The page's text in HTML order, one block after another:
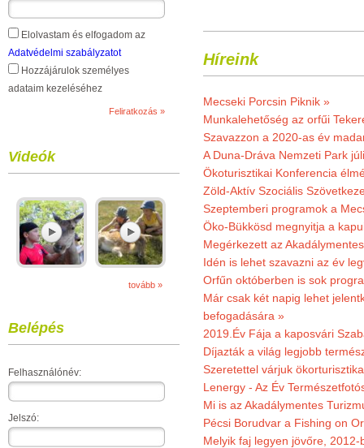
Elolvastam és elfogadom az
Adatvédelmi szabályzatot
Hozzájárulok személyes
adataim kezeléséhez
Videók
tovább »
Belépés
Felhasználónév:
Jelszó:
Híreink
Mecseki Porcsin Piknik »
Munkalehetőség az orfűi
Szavazzon a 2020-as év
A Duna-Dráva Nemzeti Park
Ökoturisztikai Konferencia
Zöld-Aktív Szociális
Szeptemberi programok a
Öko-Bükkösd megnyitja a
Megérkezett az
Idén is lehet szavazni az év
Orfűn októberben is sok
Már csak két napig lehet
befogadására »
2019.Év Fája a kaposvári
Díjazták a világ legjobb
Szeretettel várjuk
Lenergy - Az Év
Mi is az Akadálymentes
Pécsi Borudvar a Fishing on
Melyik faj legyen jövőre,